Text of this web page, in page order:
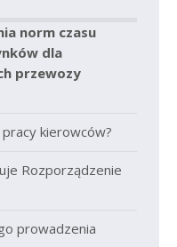
norm czasu
dla
przewozy
kierowców?
Rozporządzenie
prowadzenia